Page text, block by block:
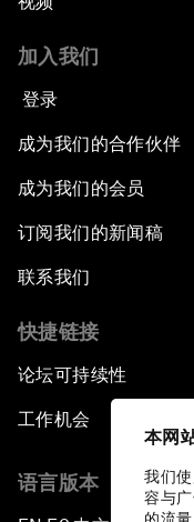
本网
我们
容与
加入我们
登录
成为我们的合作伙伴
成为我们的会员
订阅我们的新闻稿
联系我们
快捷链接
论坛可持续性
工作机会
语言版本